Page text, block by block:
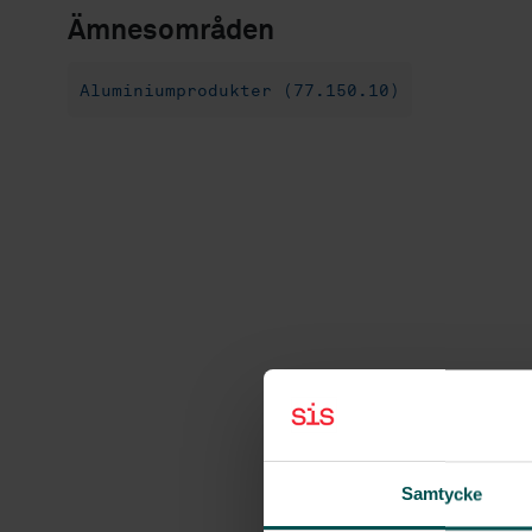
Samtycke
Ämnesområden
Aluminiumprodukter (77.150.10)